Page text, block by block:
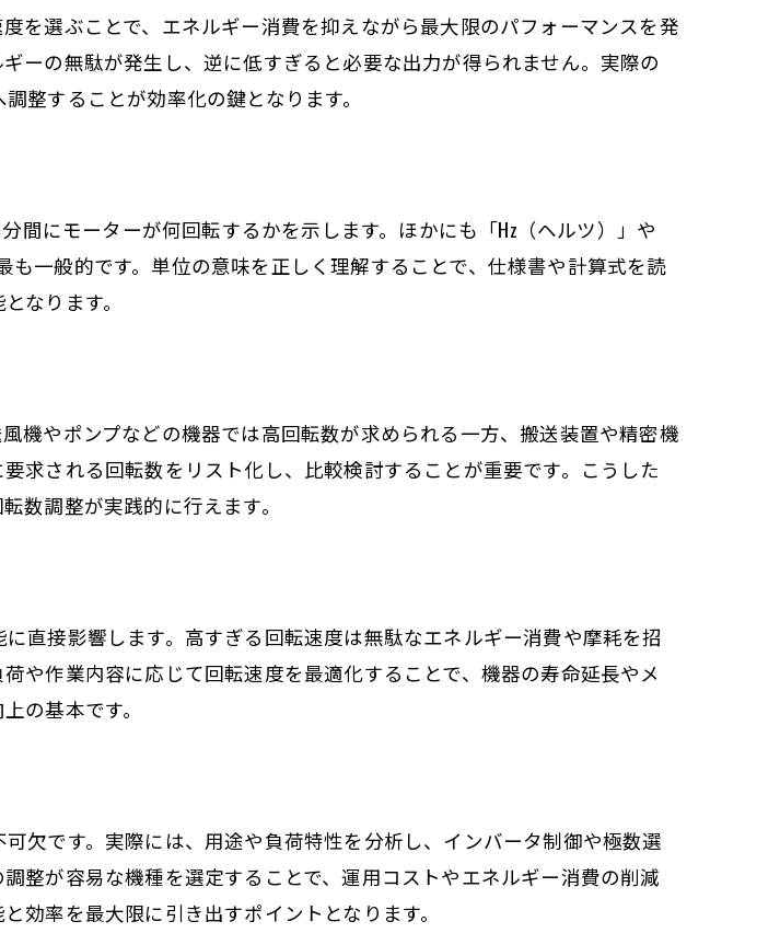
と周波数の基本的な関係性
に及ぼす影響を解説
連動性を理解しよう
波数を変えるコツとは
周波数調整のポイント
る影響とは何か
数の関係をわかりやすく解説
算と極数のポイント
度に及ぼす変化を知ろう
ター極数の選び方
率にどう影響するか
省エネ運用を実現する方法
上げる最適なテクニック
回転数最適化のコツ
した効率的な回転数制御法
速度の違いに注目
モーター回転速度を比較
におけるすべり現象とは
を選ぶことで、エネルギー消費を抑えながら最大限のパフォーマンスを発
ーの無駄が発生し、逆に低すぎると必要な出力が得られません。実際の
整することが効率化の鍵となります。
間にモーターが何回転するかを示します。ほかにも「Hz（ヘルツ）」や
も一般的です。単位の意味を正しく理解することで、仕様書や計算式を読
なります。
機やポンプなどの機器では高回転数が求められる一方、搬送装置や精密機
求される回転数をリスト化し、比較検討することが重要です。こうした
数調整が実践的に行えます。
直接影響します。高すぎる回転速度は無駄なエネルギー消費や摩耗を招
や作業内容に応じて回転速度を最適化することで、機器の寿命延長やメ
の基本です。
欠です。実際には、用途や負荷特性を分析し、インバータ制御や極数選
整が容易な機種を選定することで、運用コストやエネルギー消費の削減
効率を最大限に引き出すポイントとなります。